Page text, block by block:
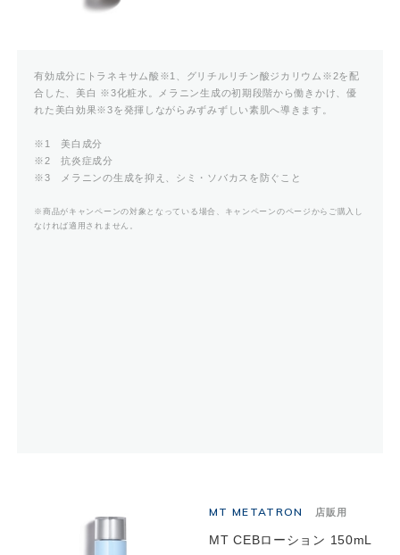
有効成分にトラネキサム酸※1、グリチルリチン酸ジカリウム※2を配
合した、美白 ※3化粧水。メラニン生成の初期段階から働きかけ、優
れた美白効果※3を発揮しながらみずみずしい素肌へ導きます。
※1 美白成分
※2 抗炎症成分
※3 メラニンの生成を抑え、シミ・ソバカスを防ぐこと
※商品がキャンペーンの対象となっている場合、キャンペーンのページからご購入し
なければ適用されません。
MT METATRON 店販用
MT CEBローション 150mL